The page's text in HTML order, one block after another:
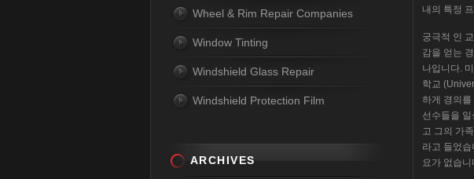
내의 특정
궁극적 인
감을 얻는
나입니다.
학교
하게 경의를
선수들을
고 그의 가
라고 들었
요가 없습니
Wheel & Rim Repair Companies
Window Tinting
Windshield Glass Repair
Windshield Protection Film
ARCHIVES